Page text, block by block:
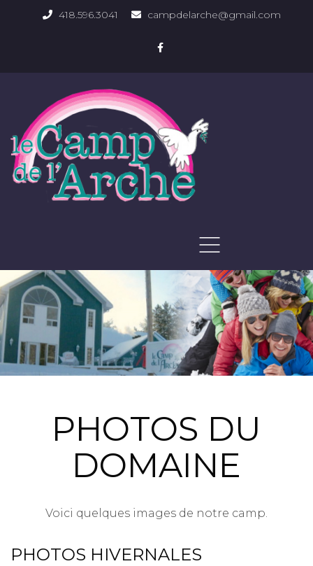
418.596.3041 campdelarche@gmail.com
PHOTOS DU DOMAINE
PHOTOS DU
DOMAINE
Voici quelques images de notre camp.
PHOTOS HIVERNALES